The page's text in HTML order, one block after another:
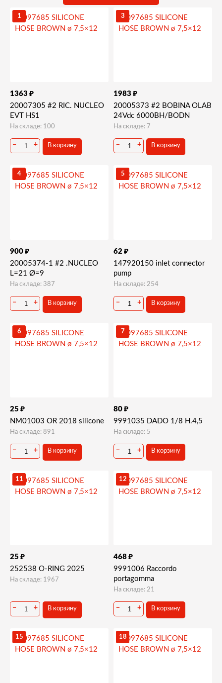
Клапанная группа, миксер
1
1363 ₽
20007305 #2 RIC. NUCLEO
EVT HS1
На складе: 100
− + В корзину
3
1983 ₽
20005373 #2 BOBINA OLAB
24Vdc 6000BH/BODN
На складе: 7
− + В корзину
4
900 ₽
20005374-1 #2 .NUCLEO
L=21 Ø=9
На складе: 387
− + В корзину
5
62 ₽
147920150 inlet connector
pump
На складе: 254
− + В корзину
6
25 ₽
NM01003 OR 2018 silicone
На складе: 891
− + В корзину
7
80 ₽
9991035 DADO 1/8 H.4,5
На складе: 5
− + В корзину
11
25 ₽
252538 O-RING 2025
На складе: 1967
− + В корзину
12
468 ₽
9991006 Raccordo
portagomma
На складе: 21
− + В корзину
15 18